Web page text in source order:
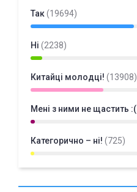
Так(19694)
Ні (2238)
Китайці молодці! (13908)
Мені з ними не щастить :(
Категорично – ні! (725)